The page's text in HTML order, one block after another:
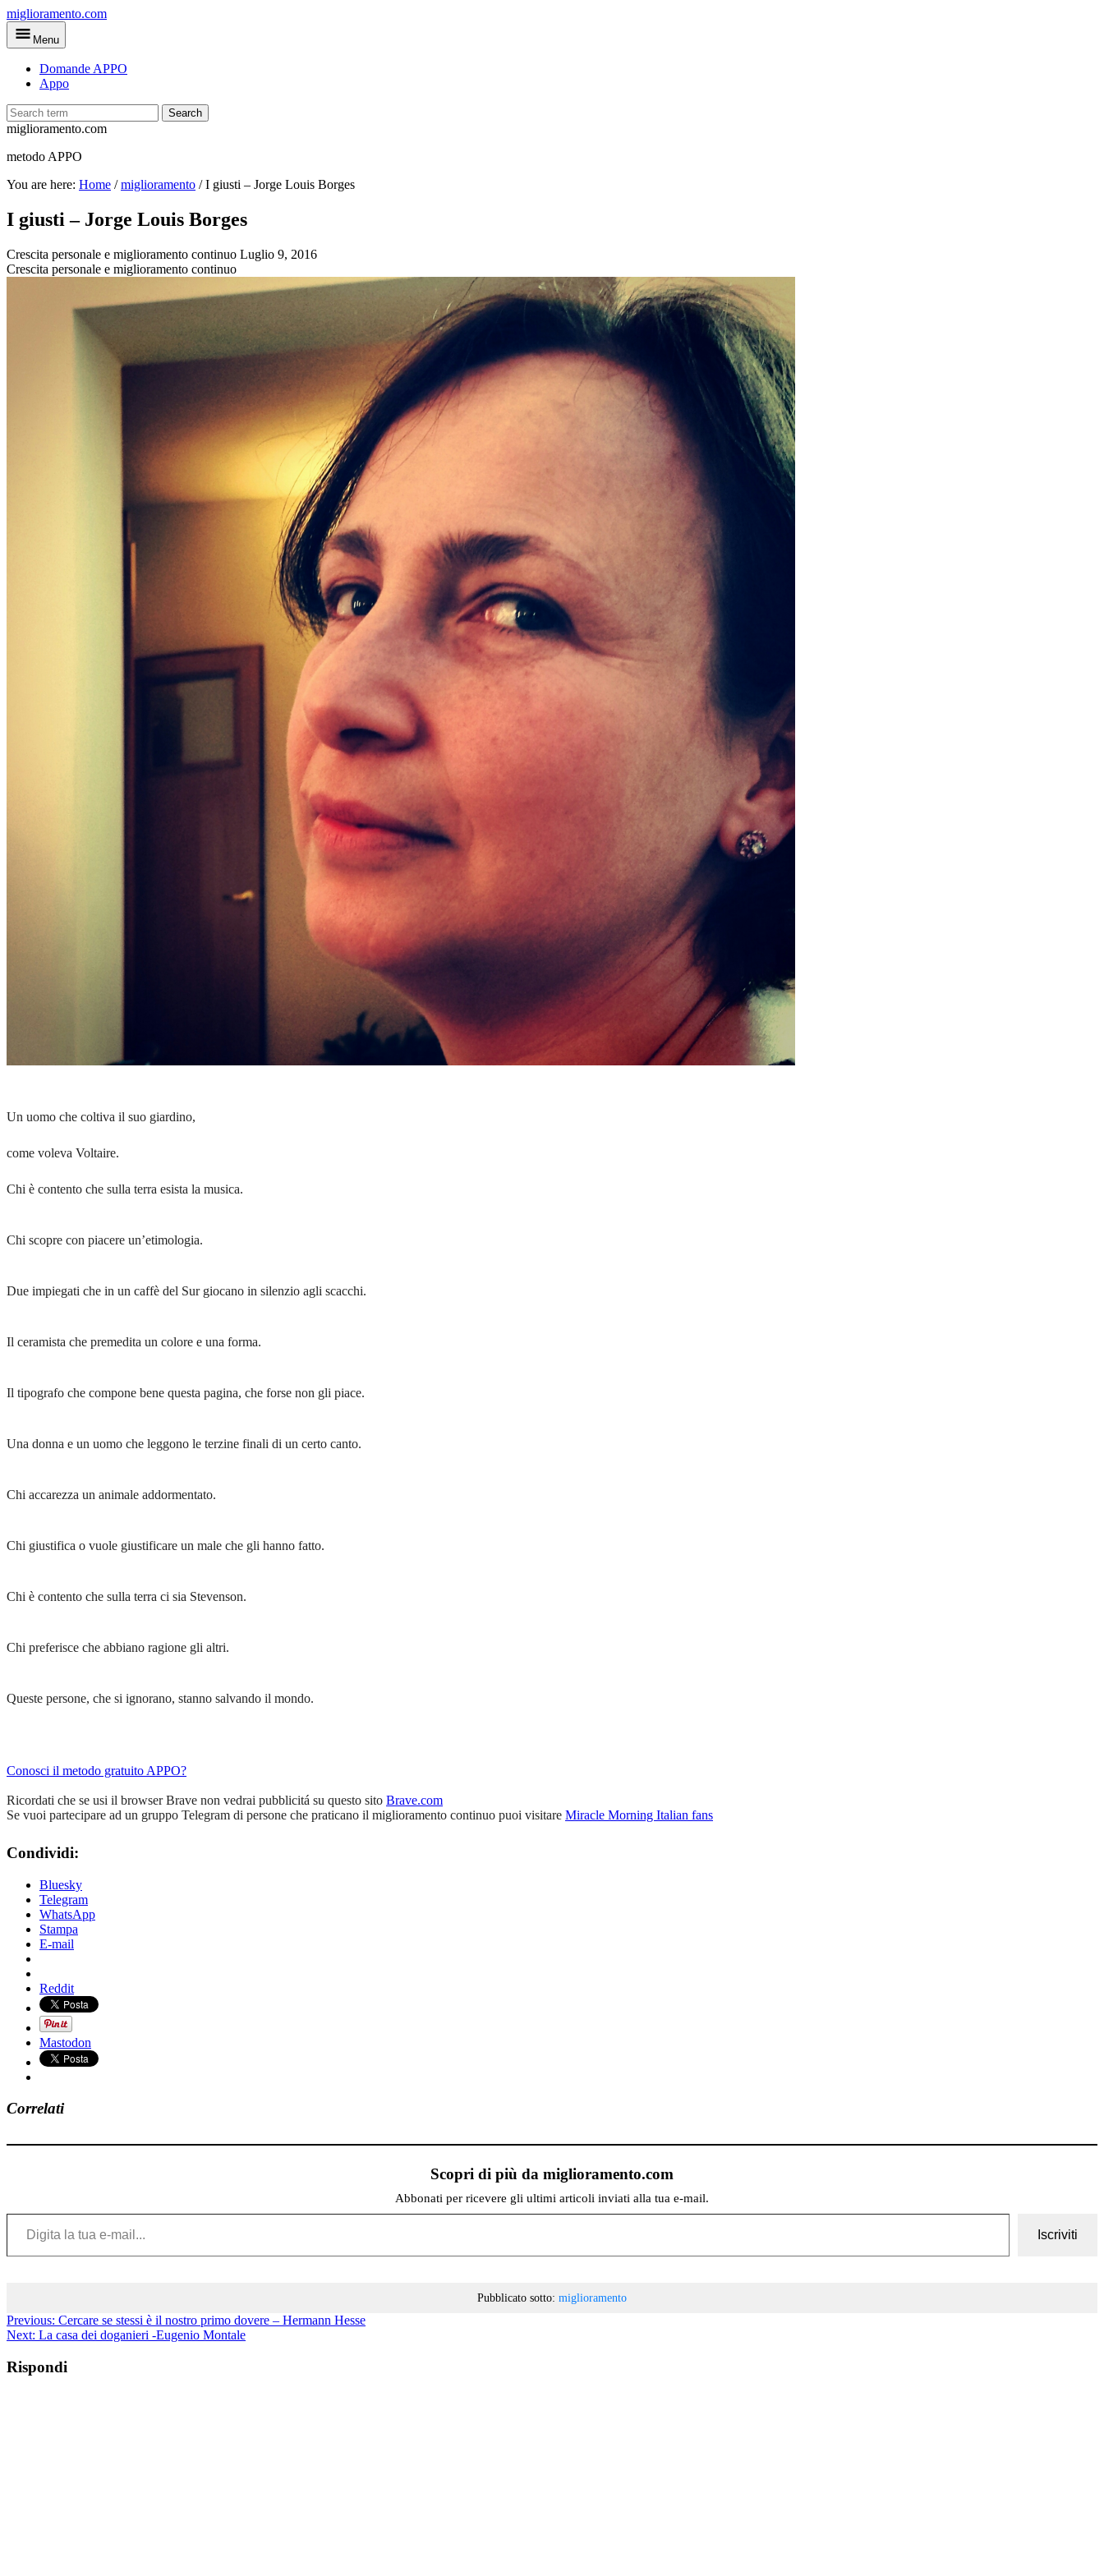
Skip
to
main
miglioramento.com
Menu
Domande APPO
Appo
Search
miglioramento.com
metodo APPO
You are here: Home /miglioramento /I giusti – Jorge Louis Borges
I giusti – Jorge Louis Borges
Crescita personale e miglioramento continuo Luglio 9, 2016
Crescita personale e miglioramento continuo
Un uomo che coltiva il suo giardino,
come voleva Voltaire.
Chi è contento che sulla terra esista la musica.
Chi scopre con piacere un’etimologia.
Due impiegati che in un caffè del Sur giocano in silenzio agli scacchi.
Il ceramista che premedita un colore e una forma.
Il tipografo che compone bene questa pagina, che forse non gli piace.
Una donna e un uomo che leggono le terzine finali di un certo canto.
Chi accarezza un animale addormentato.
Chi giustifica o vuole giustificare un male che gli hanno fatto.
Chi è contento che sulla terra ci sia Stevenson.
Chi preferisce che abbiano ragione gli altri.
Queste persone, che si ignorano, stanno salvando il mondo.
Conosci il metodo gratuito APPO?
Ricordati che se usi il browser Brave non vedrai pubblicitá su questo sito Brave.com
Se vuoi partecipare ad un gruppo Telegram di persone che praticano il miglioramento continuo puoi visitare Miracle Morning Italian fans
Condividi:
Bluesky
Telegram
WhatsApp
Stampa
E-mail
Reddit
Mastodon
Correlati
Scopri di più da miglioramento.com
Abbonati per ricevere gli ultimi articoli inviati alla tua e-mail.
Digita la tua e-mail...
Iscriviti
Pubblicato sotto: miglioramento
Previous: Cercare se stessi è il nostro primo dovere – Hermann Hesse
Next: La casa dei doganieri -Eugenio Montale
Rispondi